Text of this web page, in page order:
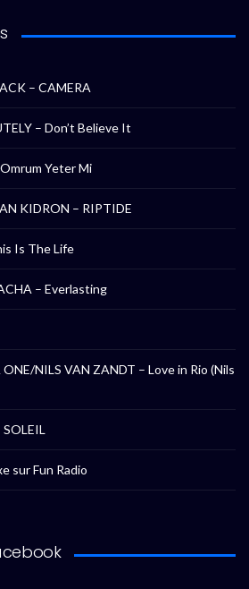
– CAMERA
– Don’t Believe It
Yeter Mi
KIDRON – RIPTIDE
Is The Life
– Everlasting
NILS VAN ZANDT – Love in Rio (Nils
SOLEIL
sur Fun Radio